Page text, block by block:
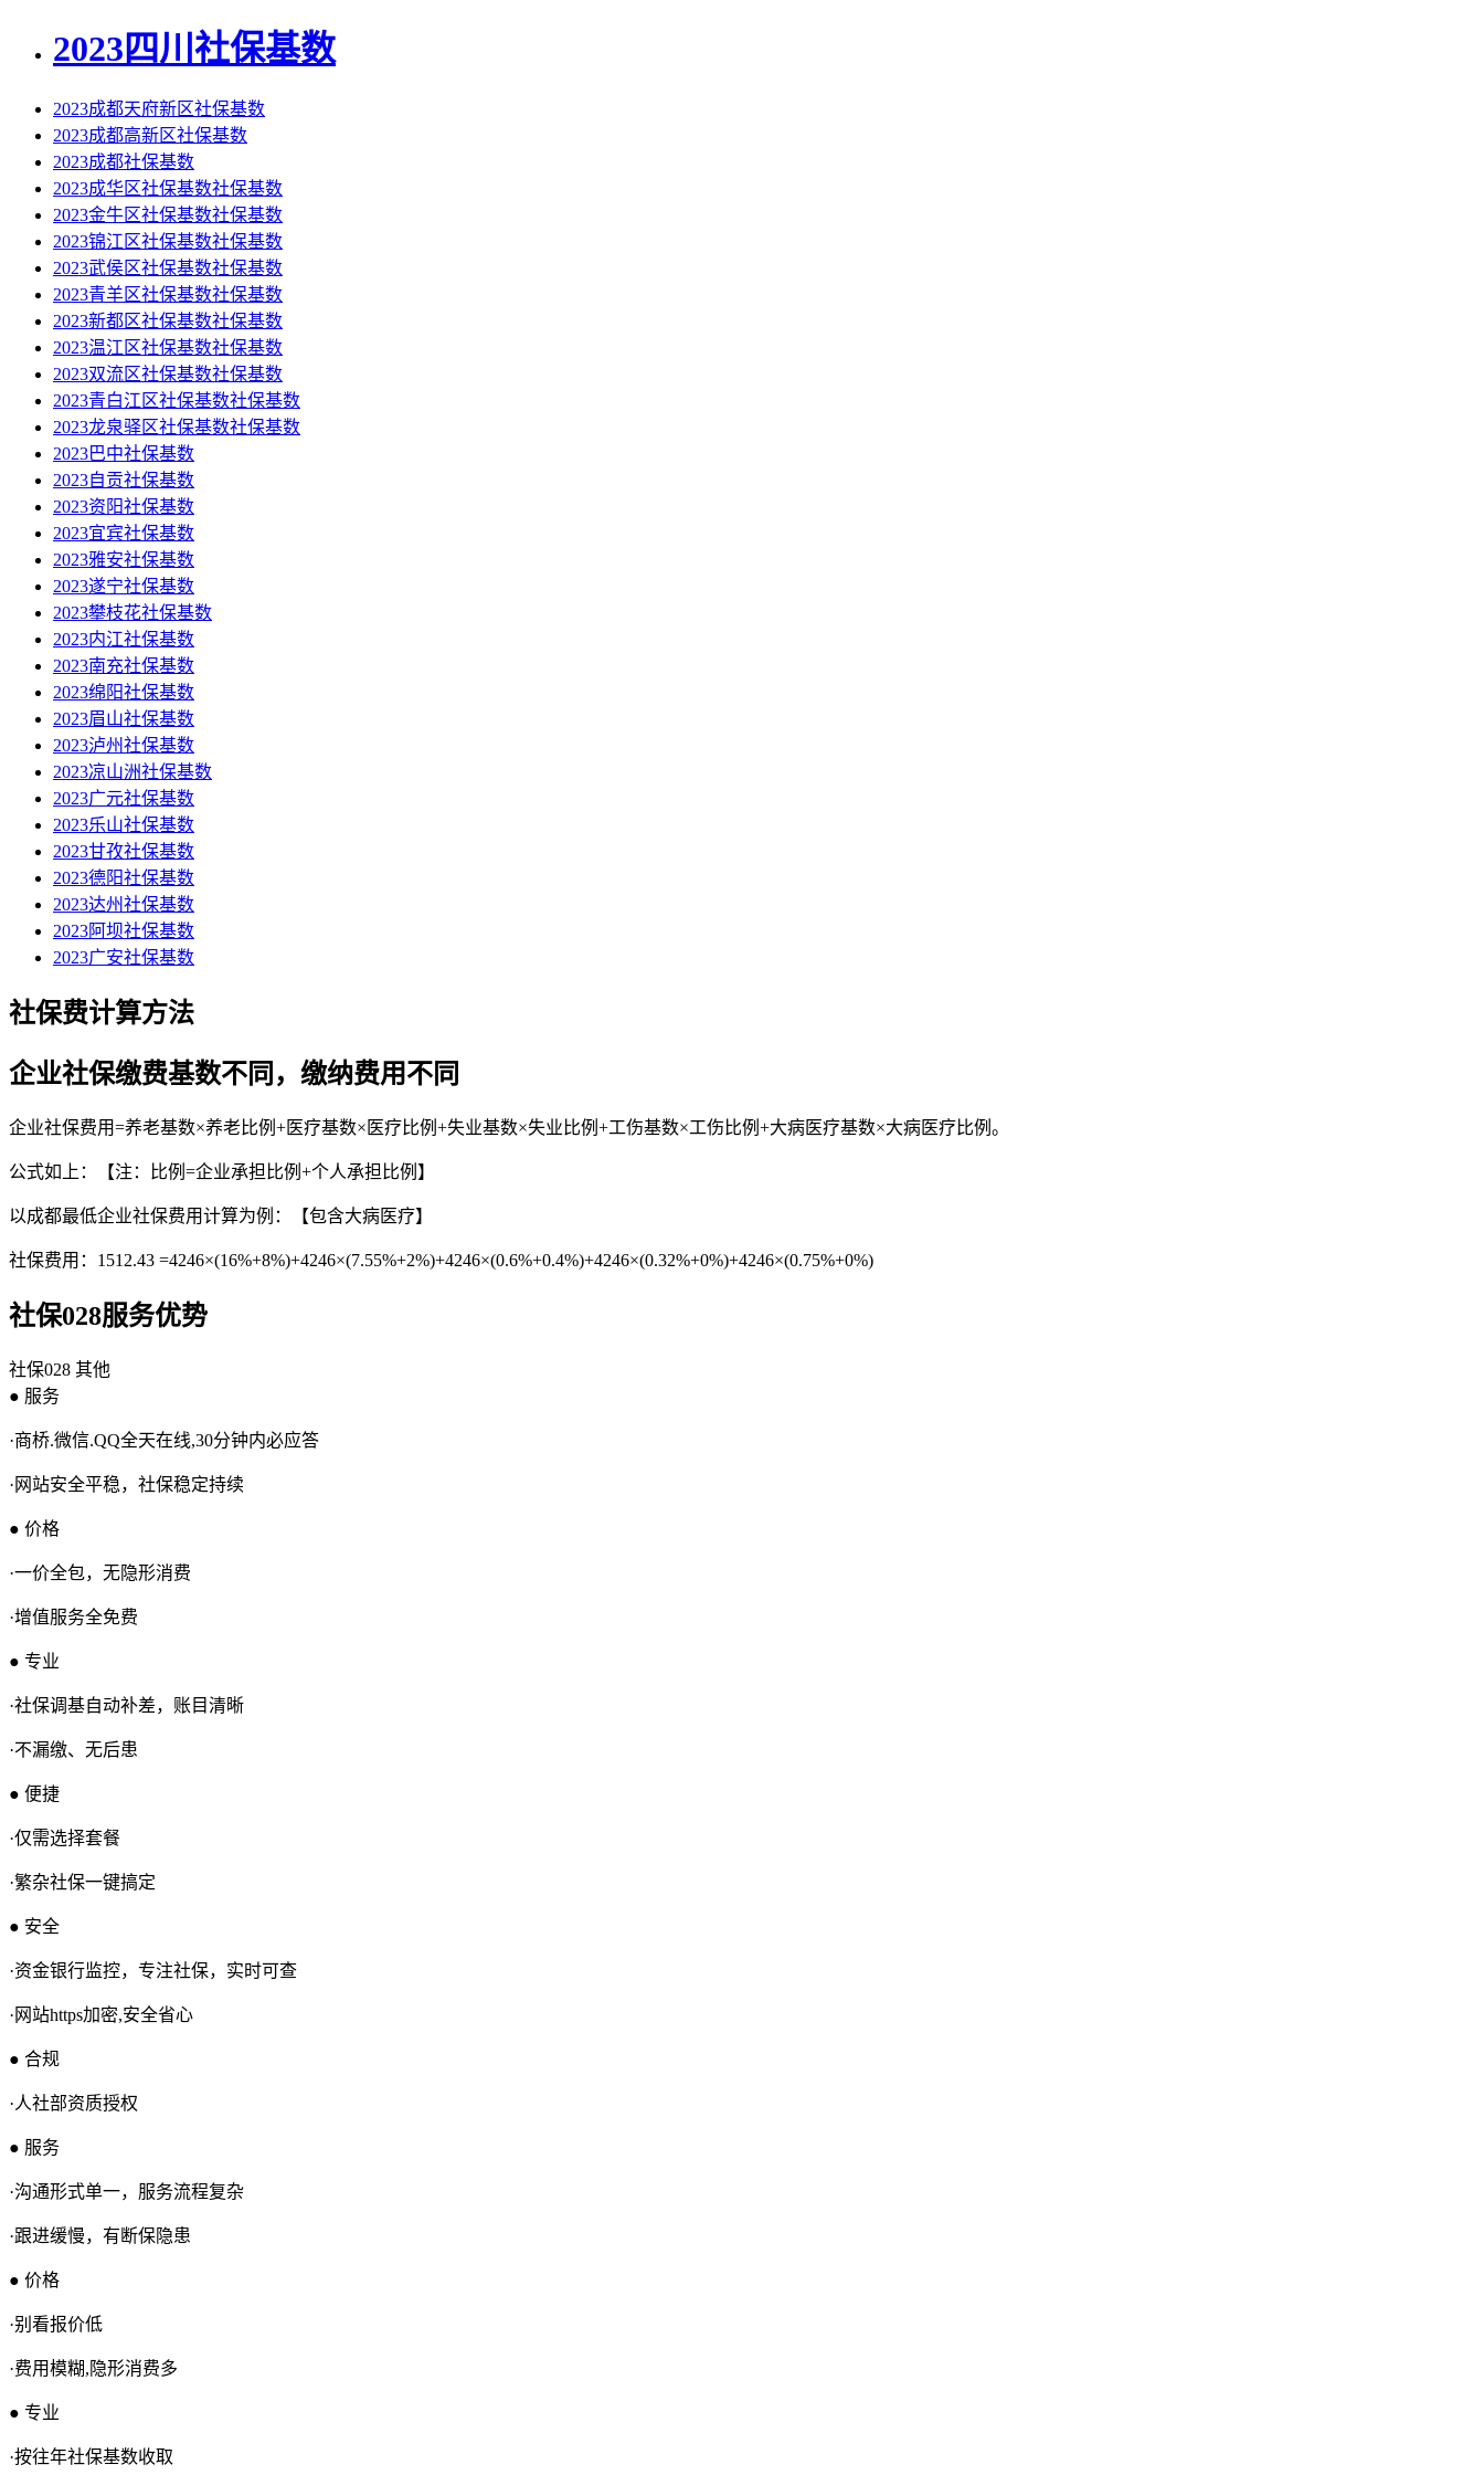
2023四川社保基数
2023成都天府新区社保基数
2023成都高新区社保基数
2023成都社保基数
2023成华区社保基数社保基数
2023金牛区社保基数社保基数
2023锦江区社保基数社保基数
2023武侯区社保基数社保基数
2023青羊区社保基数社保基数
2023新都区社保基数社保基数
2023温江区社保基数社保基数
2023双流区社保基数社保基数
2023青白江区社保基数社保基数
2023龙泉驿区社保基数社保基数
2023巴中社保基数
2023自贡社保基数
2023资阳社保基数
2023宜宾社保基数
2023雅安社保基数
2023遂宁社保基数
2023攀枝花社保基数
2023内江社保基数
2023南充社保基数
2023绵阳社保基数
2023眉山社保基数
2023泸州社保基数
2023凉山洲社保基数
2023广元社保基数
2023乐山社保基数
2023甘孜社保基数
2023德阳社保基数
2023达州社保基数
2023阿坝社保基数
2023广安社保基数
社保费计算方法
企业社保缴费基数不同，缴纳费用不同
企业社保费用=养老基数×养老比例+医疗基数×医疗比例+失业基数×失业比例+工伤基数×工伤比例+大病医疗基数×大病医疗比例。
公式如上：【注：比例=企业承担比例+个人承担比例】
以成都最低企业社保费用计算为例：【包含大病医疗】
社保费用：1512.43 =4246×(16%+8%)+4246×(7.55%+2%)+4246×(0.6%+0.4%)+4246×(0.32%+0%)+4246×(0.75%+0%)
社保028服务优势
社保028 其他
● 服务
·商桥.微信.QQ全天在线,30分钟内必应答
·网站安全平稳，社保稳定持续
● 价格
·一价全包，无隐形消费
·增值服务全免费
● 专业
·社保调基自动补差，账目清晰
·不漏缴、无后患
● 便捷
·仅需选择套餐
·繁杂社保一键搞定
● 安全
·资金银行监控，专注社保，实时可查
·网站https加密,安全省心
● 合规
·人社部资质授权
● 服务
·沟通形式单一，服务流程复杂
·跟进缓慢，有断保隐患
● 价格
·别看报价低
·费用模糊,隐形消费多
● 专业
·按往年社保基数收取